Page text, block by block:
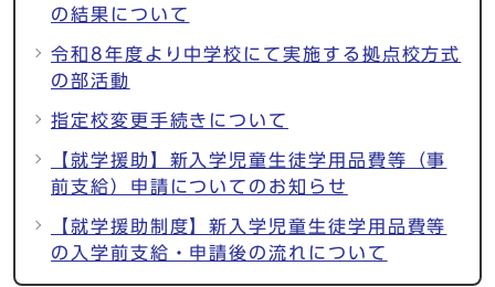
の結果について
令和8年度より中学校にて実施する拠点校方式
の部活動
指定校変更手続きについて
【就学援助】新入学児童生徒学用品費等（事
前支給）申請についてのお知らせ
【就学援助制度】新入学児童生徒学用品費等
の入学前支給・申請後の流れについて